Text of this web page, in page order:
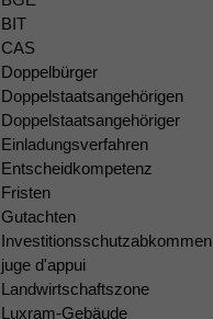
BIT
CAS
Doppelbürger
Doppelstaatsangehörigen
Doppelstaatsangehöriger
Einladungsverfahren
Entscheidkompetenz
Fristen
Gutachten
Investitionsschutzabkommen
juge d'appui
Landwirtschaftszone
Luxram-Gebäude